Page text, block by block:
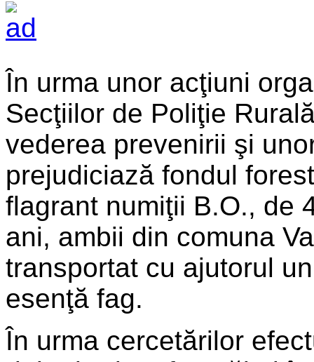
În urma unor acţiuni
Secţiilor de Poliţie
vederea prevenirii şi
prejudiciază fondul
flagrant numiţii B.O., de
ani, ambii din comuna
transportat cu ajutorul
esenţă fag.
În urma cercetărilor